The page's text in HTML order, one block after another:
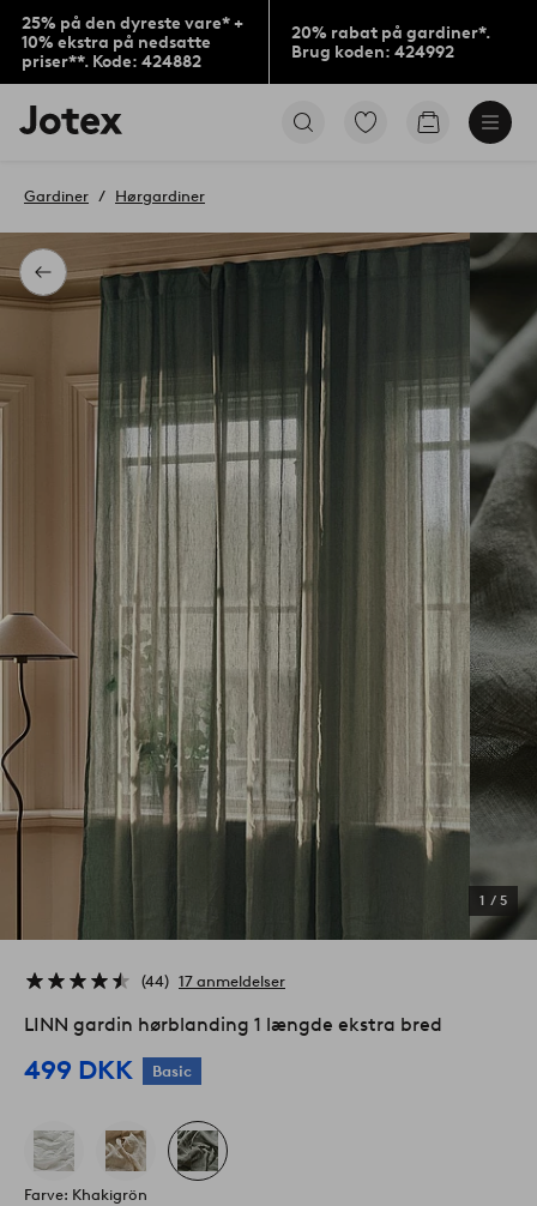
25% på den dyreste vare* +
10% ekstra på nedsatte
priser**. Kode: 424882
20% rabat på gardiner*.
Brug koden: 424992
Jotex
logo
til
Gå
Gå
Tilbage
Gardiner Hørgardiner
1 / 5
44 17 anmeldelser
LINN gardin hørblanding 1 længde ekstra bred
499 DKK Basic
Farve: Khakigrön